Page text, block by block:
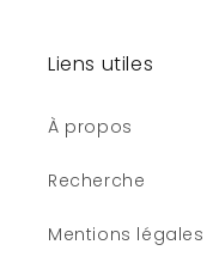
Liens utiles
À propos
Recherche
Mentions légales